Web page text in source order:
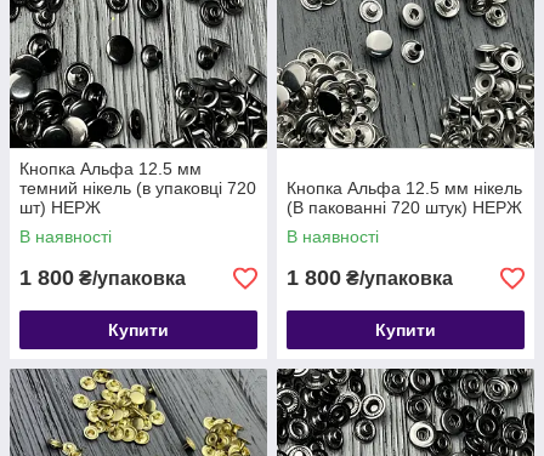
Кнопка Альфа 12.5 мм
темний нікель (в упаковці 720
шт) НЕРЖ
В наявності
1 800 ₴/упаковка
Купити
Кнопка Альфа 12.5 мм нікель
(В пакованні 720 штук) НЕРЖ
В наявності
1 800 ₴/упаковка
Купити